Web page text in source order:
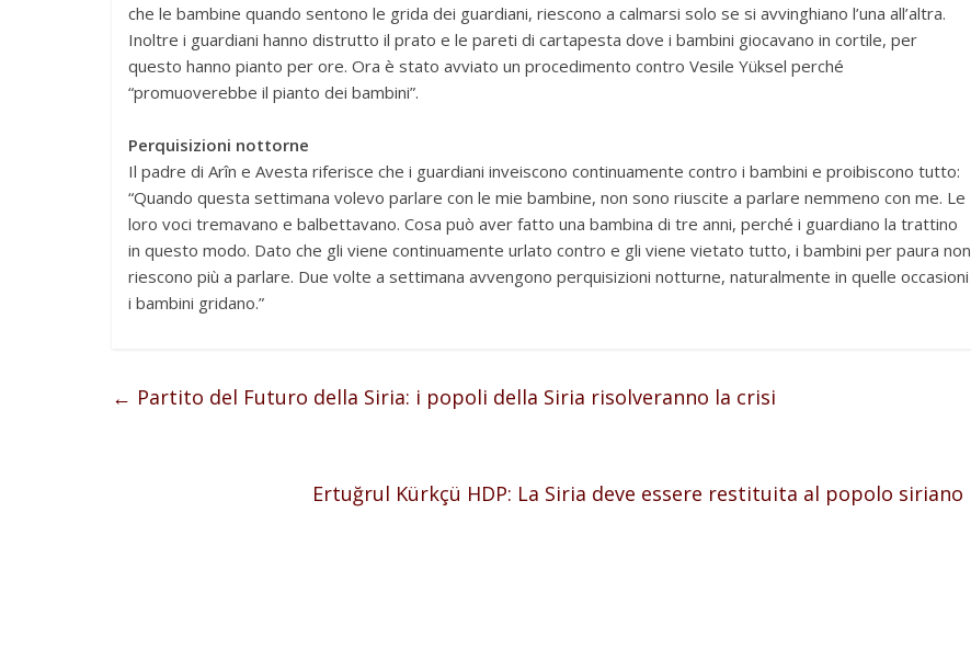
che le bambine quando sentono le grida dei guardiani, riescono a calmarsi solo se si avvinghiano l’una all’altra.
Inoltre i guardiani hanno distrutto il prato e le pareti di cartapesta dove i bambini giocavano in cortile, per
questo hanno pianto per ore. Ora è stato avviato un procedimento contro Vesile Yüksel perché
“promuoverebbe il pianto dei bambini”.
Perquisizioni nottorne
Il padre di Arîn e Avesta riferisce che i guardiani inveiscono continuamente contro i bambini e proibiscono tutto:
“Quando questa settimana volevo parlare con le mie bambine, non sono riuscite a parlare nemmeno con me. Le
loro voci tremavano e balbettavano. Cosa può aver fatto una bambina di tre anni, perché i guardiano la trattino
in questo modo. Dato che gli viene continuamente urlato contro e gli viene vietato tutto, i bambini per paura non
riescono più a parlare. Due volte a settimana avvengono perquisizioni notturne, naturalmente in quelle occasioni
i bambini gridano.”
← Partito del Futuro della Siria: i popoli della Siria risolveranno la crisi
Ertuğrul Kürkçü HDP: La Siria deve essere restituita al popolo siriano